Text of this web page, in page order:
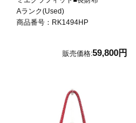
Aランク(Used)
商品番号：RK1494HP
販売価格:59,800円